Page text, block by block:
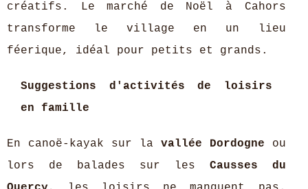
créatifs. Le marché de Noël à Cahors
transforme le village en un lieu
féerique, idéal pour petits et grands.
Suggestions d'activités de loisirs
en famille
En canoë-kayak sur la vallée Dordogne ou
lors de balades sur les Causses du